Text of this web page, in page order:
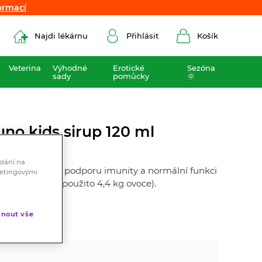
Najdi lékárnu Přihlásit Košík
Veterina
Výhodné
sady
Erotické
pomůcky
Sezóna
🌞
kids sirup 120 ml
bezu na podporu imunity a normální funkci
extraktu bylo použito 4,4 kg ovoce).
na
vše